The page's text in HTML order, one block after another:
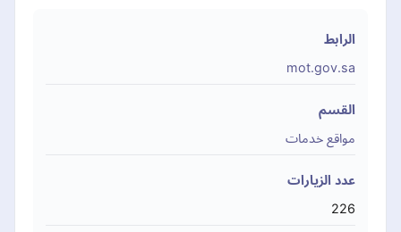
الرابط
mot.gov.sa
القسم
مواقع خدمات
عدد الزيارات
226